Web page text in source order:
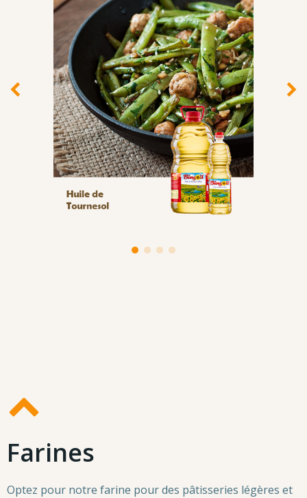
Farines
Optez pour notre farine pour des pâtisseries légères et